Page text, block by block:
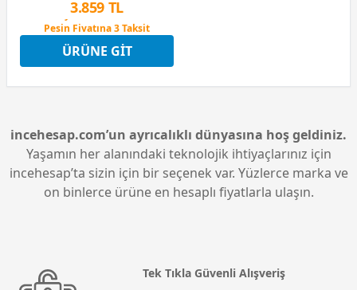
3.859 TL
Peşin Fiyatına 3 Taksit
12 Ay x 454 TL taksitle
Peşin Fiyatına 3 Taksit
ÜRÜNE GIT
incehesap.com’un ayrıcalıklı dünyasına hoş geldiniz.
Yaşamın her alanındaki teknolojik ihtiyaçlarınız için
incehesap’ta sizin için bir seçenek var. Yüzlerce marka ve
on binlerce ürüne en hesaplı fiyatlarla ulaşın.
Tek Tıkla Güvenli Alışveriş